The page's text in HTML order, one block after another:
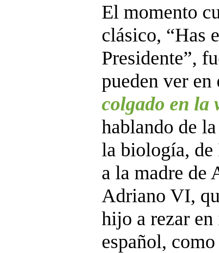
El momento
clásico, “Has
Presidente”,
pueden ver
colgado en la
hablando de
la biología,
a la madre de
Adriano VI,
hijo a rezar
español,